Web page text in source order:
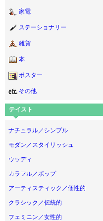
家電
ステーショナリー
雑貨
本
ポスター
その他
テイスト
ナチュラル／シンプル
モダン／スタイリッシュ
ウッディ
カラフル／ポップ
アーティスティック／個性的
クラシック／伝統的
フェミニン／女性的